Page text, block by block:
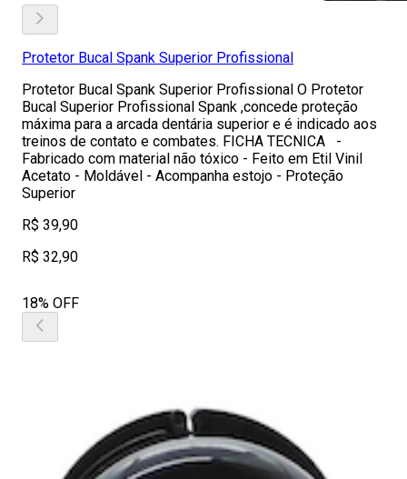
Protetor Bucal Spank Superior Profissional
Protetor Bucal Spank Superior Profissional O Protetor
Bucal Superior Profissional Spank ,concede proteção
máxima para a arcada dentária superior e é indicado aos
treinos de contato e combates. FICHA TECNICA -
Fabricado com material não tóxico - Feito em Etil Vinil
Acetato - Moldável - Acompanha estojo - Proteção
Superior
R$ 39,90
R$ 32,90
18% OFF